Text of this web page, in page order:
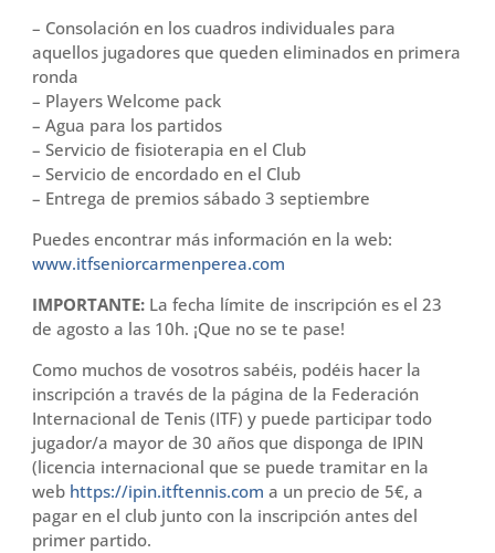
– Consolación en los cuadros individuales para
aquellos jugadores que queden eliminados en primera
ronda
– Players Welcome pack
– Agua para los partidos
– Servicio de fisioterapia en el Club
– Servicio de encordado en el Club
– Entrega de premios sábado 3 septiembre
Puedes encontrar más información en la web:
www.itfseniorcarmenperea.com
IMPORTANTE: La fecha límite de inscripción es el 23
de agosto a las 10h. ¡Que no se te pase!
Como muchos de vosotros sabéis, podéis hacer la
inscripción a través de la página de la Federación
Internacional de Tenis (ITF) y puede participar todo
jugador/a mayor de 30 años que disponga de IPIN
(licencia internacional que se puede tramitar en la
web https://ipin.itftennis.com a un precio de 5€, a
pagar en el club junto con la inscripción antes del
primer partido.